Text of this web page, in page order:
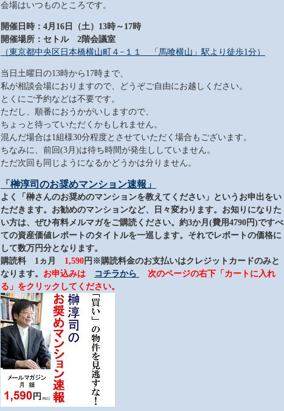
会場はいつものところです。
開催日時：4月16日（土）13時～17時
開催場所：セトル 2階会議室
（東京都中央区日本橋横山町４−１１ 「馬喰横山」駅より徒歩1分）
当日土曜日の13時から17時まで、
私が相談会場におりますので、どうぞご自由にお越しください。
とくにご予約などは不要です。
ただし、順番におうかがいしますので、
ちょっと待っていただくかもしれません。
混んだ場合は1組様30分程度とさせていただく場合もございます。
ちなみに、前回(3月)は待ち時間が発生ししていません。
ただ次回も同じようになるかどうかは分りません。
「榊淳司のお奨めマンション速報」
よく「榊さんのお奨めのマンションを教えてください」というお申出をい
ただきます。お勧めのマンションなど、日々変わります。お知りになりた
い方は、ぜひ有料メルマガをご購読ください。約3か月(費用4790円)ですべ
ての資産価値レポートのタイトルを一巡します。それでレポートの価格に
して数万円分となります。
購読料 1ヵ月 1,590 円 ※購読料金のお支払いはクレジットカードのみと
なります。 お申込みは コチラから
次のページの右下「カートに入れ
る」をクリックしてください。